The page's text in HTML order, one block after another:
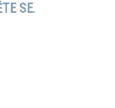
SE.